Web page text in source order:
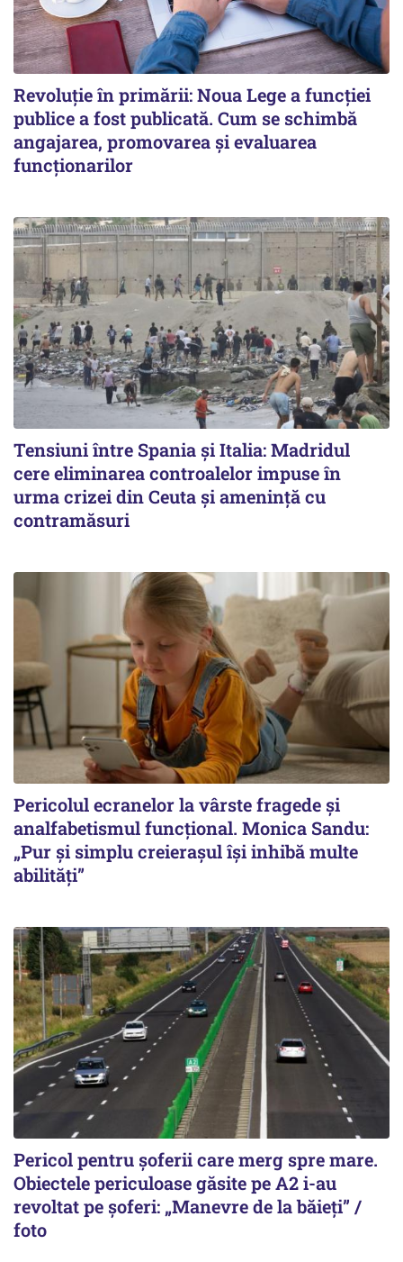
Revoluție în primării: Noua Lege a funcției
publice a fost publicată. Cum se schimbă
angajarea, promovarea și evaluarea
funcționarilor
Tensiuni între Spania și Italia: Madridul
cere eliminarea controalelor impuse în
urma crizei din Ceuta și amenință cu
contramăsuri
Pericolul ecranelor la vârste fragede și
analfabetismul funcțional. Monica Sandu:
„Pur și simplu creierașul își inhibă multe
abilități”
Pericol pentru șoferii care merg spre mare.
Obiectele periculoase găsite pe A2 i-au
revoltat pe șoferi: „Manevre de la băieți” /
foto